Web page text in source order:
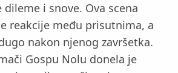
i snove. Ova scena
reakcije među prisutnima, a
nakon njenog završetka.
Gospu Nolu donela je